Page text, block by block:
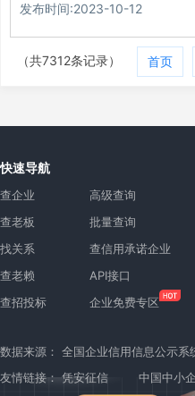
发布时间:2023-10-12
（共7312条记录） 首页
快速导航
查企业
查老板
找关系
查老赖
查招投标
高级查询
批量查询
查信用承诺企业
API接口
企业免费专区
数据来源： 全国企业信用信息公示系
友情链接： 凭安征信 中国中小